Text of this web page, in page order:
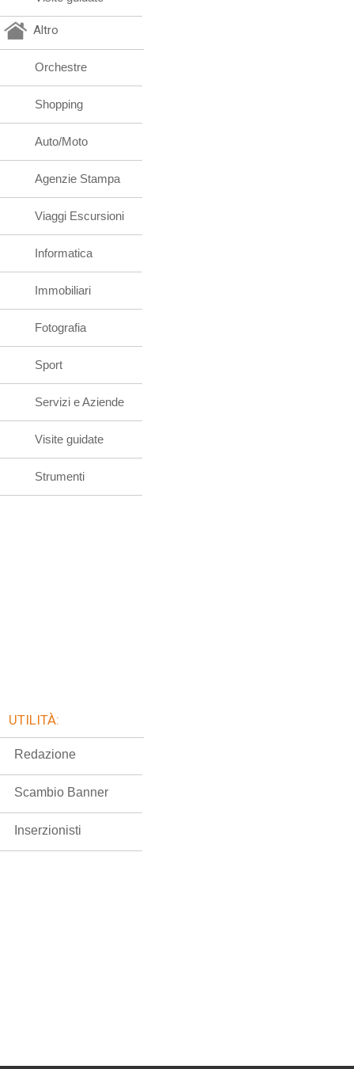
Altro
Orchestre
Shopping
Auto/Moto
Agenzie Stampa
Viaggi Escursioni
Informatica
Immobiliari
Fotografia
Sport
Servizi e Aziende
Visite guidate
Strumenti
UTILITÀ:
Redazione
Scambio Banner
Inserzionisti